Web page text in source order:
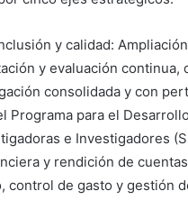
y calidad:
y evaluación
consolidada y con
Programa para el
e Investigadores
y rendición de
control de gasto y gestión